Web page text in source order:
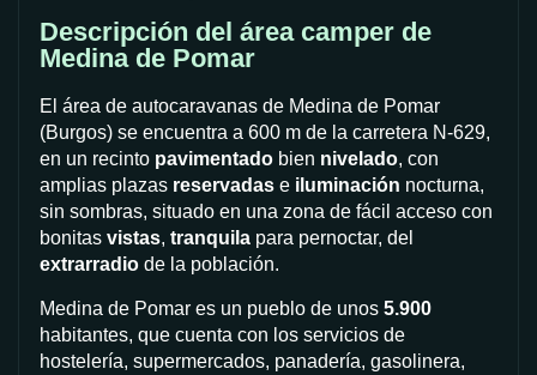
Descripción del área camper de
Medina de Pomar
El área de autocaravanas de Medina de Pomar
(Burgos) se encuentra a 600 m de la carretera N-629,
en un recinto pavimentado bien nivelado, con
amplias plazas reservadas e iluminación nocturna,
sin sombras, situado en una zona de fácil acceso con
bonitas vistas, tranquila para pernoctar, del
extrarradio de la población.
Medina de Pomar es un pueblo de unos 5.900
habitantes, que cuenta con los servicios de
hostelería, supermercados, panadería, gasolinera,